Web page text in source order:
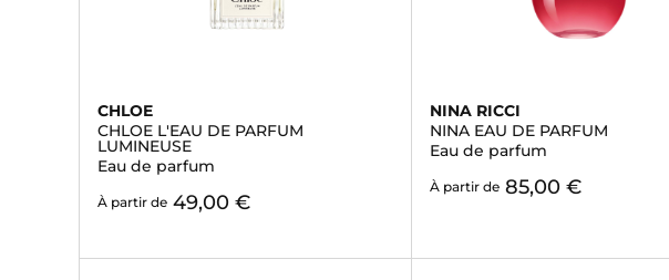
CHLOE
CHLOE L'EAU DE PARFUM
LUMINEUSE
Eau de parfum
À partir de 49,00 €
NINA RICCI
NINA EAU DE PARFUM
Eau de parfum
À partir de 85,00 €